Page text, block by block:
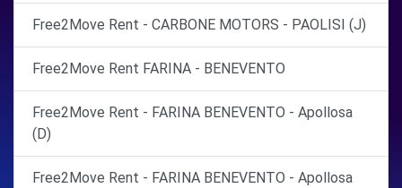
Free2Move Rent - CARBONE MOTORS - PAOLISI (J)
Free2Move Rent FARINA - BENEVENTO
Free2Move Rent - FARINA BENEVENTO - Apollosa
(D)
Free2Move Rent - FARINA BENEVENTO - Apollosa